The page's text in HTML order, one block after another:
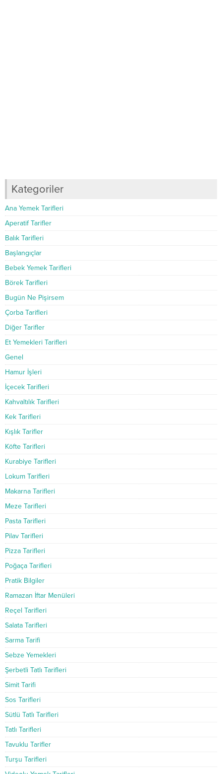
Kategoriler
Ana Yemek Tarifleri
Aperatif Tarifler
Balık Tarifleri
Başlangıçlar
Bebek Yemek Tarifleri
Börek Tarifleri
Bugün Ne Pişirsem
Çorba Tarifleri
Diğer Tarifler
Et Yemekleri Tarifleri
Genel
Hamur İşleri
İçecek Tarifleri
Kahvaltılık Tarifleri
Kek Tarifleri
Kışlık Tarifler
Köfte Tarifleri
Kurabiye Tarifleri
Lokum Tarifleri
Makarna Tarifleri
Meze Tarifleri
Pasta Tarifleri
Pilav Tarifleri
Pizza Tarifleri
Poğaça Tarifleri
Pratik Bilgiler
Ramazan İftar Menüleri
Reçel Tarifleri
Salata Tarifleri
Sarma Tarifi
Sebze Yemekleri
Şerbetli Tatlı Tarifleri
Simit Tarifi
Sos Tarifleri
Sütlü Tatlı Tarifleri
Tatlı Tarifleri
Tavuklu Tarifler
Turşu Tarifleri